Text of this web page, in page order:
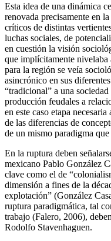
Esta idea de una dinámica
renovada precisamente en
críticos de distintas
luchas sociales, de
en cuestión la visión
que implícitamente nivelaba
para la región se veía
asincrónico en sus
“tradicional” a una
producción feudales a
en este caso etapa
de las diferencias de
de un mismo paradigma
En la ruptura deben
mexicano Pablo González
clave como el de
dimensión a fines de la
explotación” (González
ruptura paradigmática, tal
trabajo (Falero, 2006),
Rodolfo Stavenhaguen.